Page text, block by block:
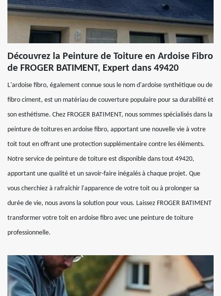
Découvrez la Peinture de Toiture en Ardoise Fibro
de FROGER BATIMENT, Expert dans 49420
L'ardoise fibro, également connue sous le nom d'ardoise synthétique ou de
fibro ciment, est un matériau de couverture populaire pour sa durabilité et
son esthétisme. Chez FROGER BATIMENT, nous sommes spécialisés dans la
peinture de toitures en ardoise fibro, apportant une nouvelle vie à votre
toit tout en offrant une protection supplémentaire contre les éléments.
Notre service de peinture de toiture est disponible dans tout 49420,
apportant une qualité et un savoir-faire inégalés à chaque projet. Que
vous cherchiez à rafraîchir l'apparence de votre toit ou à prolonger sa
durée de vie, nous avons la solution pour vous. Laissez FROGER BATIMENT
transformer votre toit en ardoise fibro avec une peinture de toiture
professionnelle.